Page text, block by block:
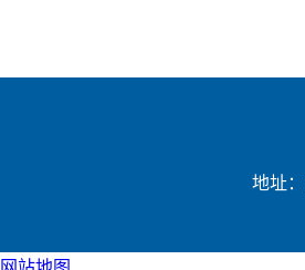
地址